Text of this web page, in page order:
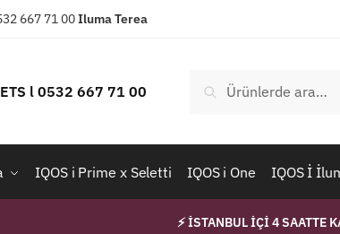
667 71 00IlumaTerea
l 0532 667 71 00 Ara
IQOS i Prime x Seletti IQOS i One IQOS İ
⚡ İSTANBUL İÇİ 4 SAATTE